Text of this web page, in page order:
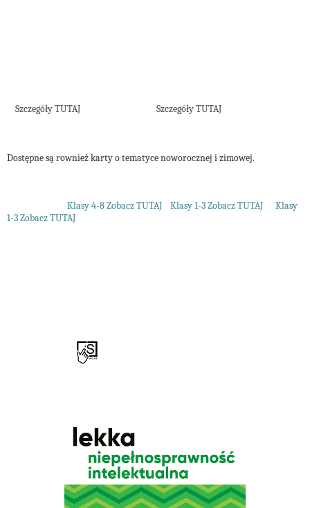
Szczegóły TUTAJ Szczegóły TUTAJ
Dostępne są rownież karty o tematyce noworocznej i zimowej.
Klasy 4-8 Zobacz TUTAJ Klasy 1-3 Zobacz TUTAJ
Klasy
1-3 Zobacz TUTAJ